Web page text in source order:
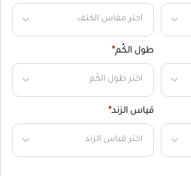
طول الكُم*
قياس الزند*